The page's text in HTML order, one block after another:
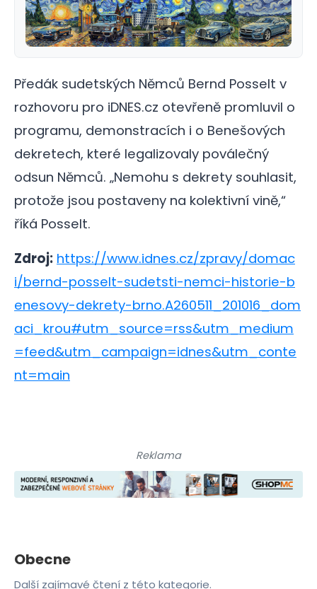
Předák sudetských Němců Bernd Posselt v
rozhovoru pro iDNES.cz otevřeně promluvil o
programu, demonstracích i o Benešových
dekretech, které legalizovaly poválečný
odsun Němců. „Nemohu s dekrety souhlasit,
protože jsou postaveny na kolektivní vině,“
říká Posselt.
Zdroj: https://www.idnes.cz/zpravy/domac
i/bernd-posselt-sudetsti-nemci-historie-b
enesovy-dekrety-brno.A260511_201016_dom
aci_krou#utm_source=rss&utm_medium
=feed&utm_campaign=idnes&utm_conte
nt=main
Reklama
Obecne
Další zajímavé čtení z této kategorie.